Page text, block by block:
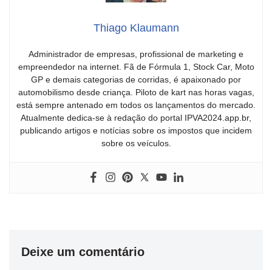
Thiago Klaumann
Administrador de empresas, profissional de marketing e
empreendedor na internet. Fã de Fórmula 1, Stock Car, Moto
GP e demais categorias de corridas, é apaixonado por
automobilismo desde criança. Piloto de kart nas horas vagas,
está sempre antenado em todos os lançamentos do mercado.
Atualmente dedica-se à redação do portal IPVA2024.app.br,
publicando artigos e notícias sobre os impostos que incidem
sobre os veículos.
Deixe um comentário